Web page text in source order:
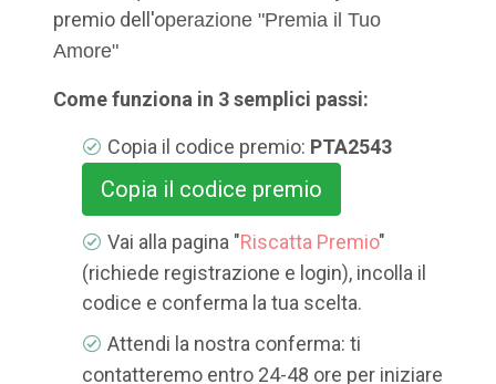
premio dell'operazione "Premia il Tuo
Amore"
Come funziona in 3 semplici passi:
Copia il codice premio: PTA2543
Copia il codice premio
Vai alla pagina "Riscatta Premio"
(richiede registrazione e login), incolla il
codice e conferma la tua scelta.
Attendi la nostra conferma: ti
contatteremo entro 24-48 ore per iniziare